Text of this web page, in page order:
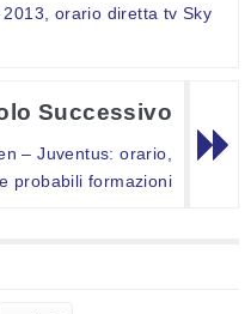
orario diretta tv Sky
Successivo
– Juventus: orario,
probabili formazioni